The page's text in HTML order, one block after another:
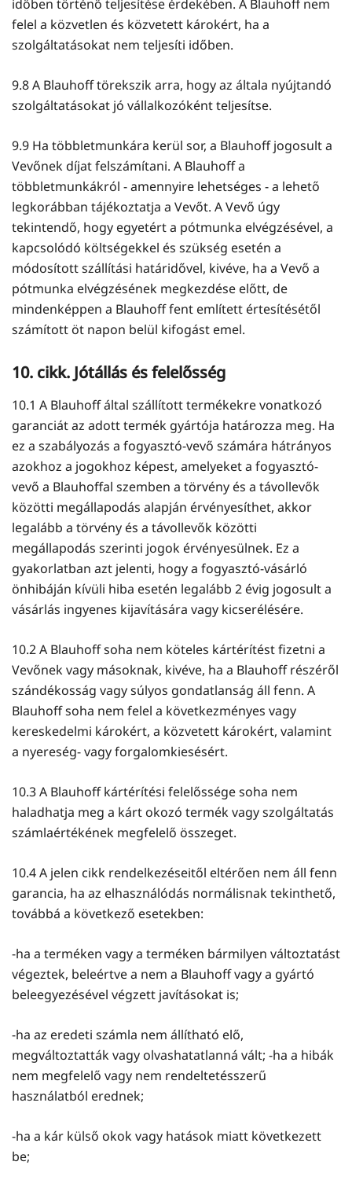
időben történő teljesítése érdekében. A Blauhoff nem
felel a közvetlen és közvetett károkért, ha a
szolgáltatásokat nem teljesíti időben.
9.8 A Blauhoff törekszik arra, hogy az általa nyújtandó
szolgáltatásokat jó vállalkozóként teljesítse.
9.9 Ha többletmunkára kerül sor, a Blauhoff jogosult a
Vevőnek díjat felszámítani. A Blauhoff a
többletmunkákról - amennyire lehetséges - a lehető
legkorábban tájékoztatja a Vevőt. A Vevő úgy
tekintendő, hogy egyetért a pótmunka elvégzésével, a
kapcsolódó költségekkel és szükség esetén a
módosított szállítási határidővel, kivéve, ha a Vevő a
pótmunka elvégzésének megkezdése előtt, de
mindenképpen a Blauhoff fent említett értesítésétől
számított öt napon belül kifogást emel.
10. cikk. Jótállás és felelősség
10.1 A Blauhoff által szállított termékekre vonatkozó
garanciát az adott termék gyártója határozza meg. Ha
ez a szabályozás a fogyasztó-vevő számára hátrányos
azokhoz a jogokhoz képest, amelyeket a fogyasztó-
vevő a Blauhoffal szemben a törvény és a távollevők
közötti megállapodás alapján érvényesíthet, akkor
legalább a törvény és a távollevők közötti
megállapodás szerinti jogok érvényesülnek. Ez a
gyakorlatban azt jelenti, hogy a fogyasztó-vásárló
önhibáján kívüli hiba esetén legalább 2 évig jogosult a
vásárlás ingyenes kijavítására vagy kicserélésére.
10.2 A Blauhoff soha nem köteles kártérítést fizetni a
Vevőnek vagy másoknak, kivéve, ha a Blauhoff részéről
szándékosság vagy súlyos gondatlanság áll fenn. A
Blauhoff soha nem felel a következményes vagy
kereskedelmi károkért, a közvetett károkért, valamint
a nyereség- vagy forgalomkiesésért.
10.3 A Blauhoff kártérítési felelőssége soha nem
haladhatja meg a kárt okozó termék vagy szolgáltatás
számlaértékének megfelelő összeget.
10.4 A jelen cikk rendelkezéseitől eltérően nem áll fenn
garancia, ha az elhasználódás normálisnak tekinthető,
továbbá a következő esetekben:
-ha a terméken vagy a terméken bármilyen változtatást
végeztek, beleértve a nem a Blauhoff vagy a gyártó
beleegyezésével végzett javításokat is;
-ha az eredeti számla nem állítható elő,
megváltoztatták vagy olvashatatlanná vált; -ha a hibák
nem megfelelő vagy nem rendeltetésszerű
használatból erednek;
-ha a kár külső okok vagy hatások miatt következett
be;